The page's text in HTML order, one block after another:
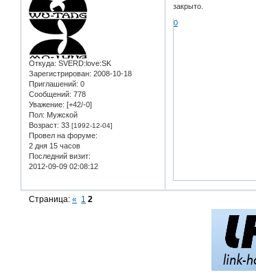
Откуда: SVERD:love:SK
Зарегистрирован: 2008-10-18
Приглашений: 0
Сообщений: 778
Уважение: [+42/-0]
Пол: Мужской
Возраст: 33 [1992-12-04]
Провел на форуме:
2 дня 15 часов
Последний визит:
2012-09-09 02:08:12
закрыто.
0
Страница:« 1 2